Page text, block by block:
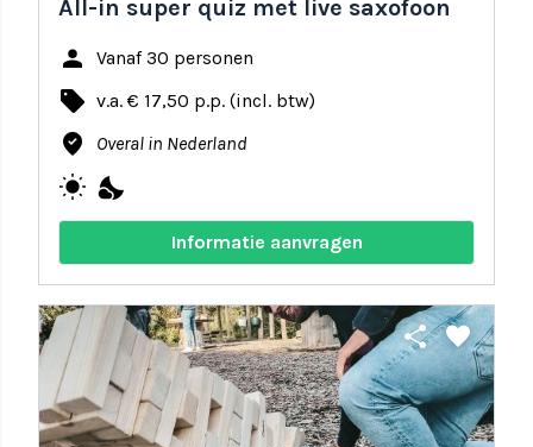
All-in super quiz met live saxofoon
person Vanaf 30 personen
local_offer v.a. € 17,50 p.p. (incl. btw)
where_to_vote Overal in Nederland
wb_sunny nights_stay
Informatie aanvragen
share favorite